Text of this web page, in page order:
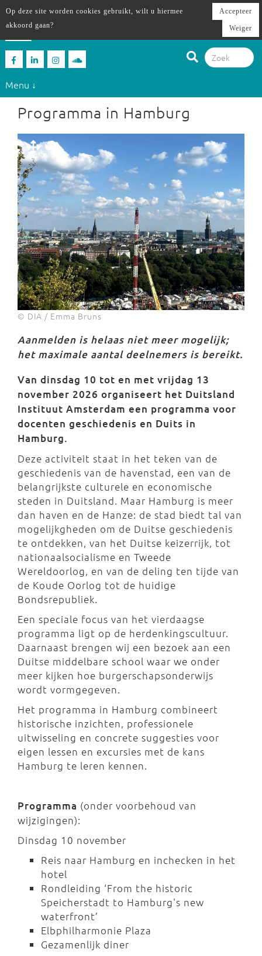
Menu ↓
Programma in Hamburg
© DIA / Emma Bruns
Aanmelden is helaas niet meer mogelijk;
het maximale aantal deelnemers is bereikt.
Van dinsdag 10 tot en met vrijdag 13
november 2026 organiseert het Duitsland
Instituut Amsterdam een programma voor
docenten geschiedenis en Duits in
Hamburg.
Deze activiteit staat in het teken van de
geschiedenis van de havenstad, een van de
belangrijkste culturele en economische
steden in Duitsland. Maar Hamburg is meer
dan haven en de Hanze: de stad biedt tal van
mogelijkgheden om de Duitse geschiedenis
te ontdekken, van het Duitse keizerrijk, tot
nationaalsocialisme en Tweede
Wereldoorlog, en van de deling ten tijde van
de Koude Oorlog tot de huidige
Bondsrepubliek.
Een speciale focus van het vierdaagse
programma ligt op de herdenkingscultuur.
Daarnaast brengen wij een bezoek aan een
Duitse middelbare school waar we onder
meer kijken hoe burgerschapsonderwijs
wordt vormgegeven.
Het programma in Hamburg combineert
historische inzichten, professionele
uitwisseling en concrete suggesties voor
eigen lessen en excursies met de kans
Hamburg te leren kennen.
Programma (onder voorbehoud van
wijzigingen):
Dinsdag 10 november
Reis naar Hamburg en inchecken in het
hotel
Rondleiding ‘From the historic
Speicherstadt to Hamburg's new
waterfront’
Elbphilharmonie Plaza
Gezamenlijk diner
Op deze site worden cookies gebruikt, wilt u hiermee
akkoord gaan?
Accepteer
Weiger